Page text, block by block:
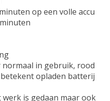
op een volle accu
normaal in gebruik, rood
opladen batterij
werk is gedaan maar ook